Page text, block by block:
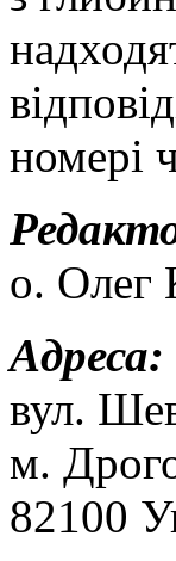
номері
о.
Адреса:
вул.
м.
82100